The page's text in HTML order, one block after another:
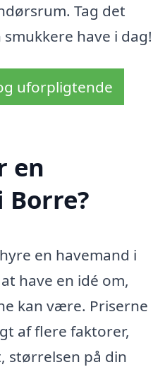
Tag det
have i dag!
uforpligtende
en
Borre?
en havemand i
have en idé om,
kan være. Priserne
af flere faktorer,
størrelsen på din